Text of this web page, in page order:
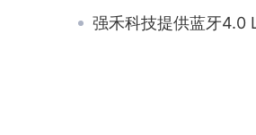
强禾科技提供蓝牙4.0